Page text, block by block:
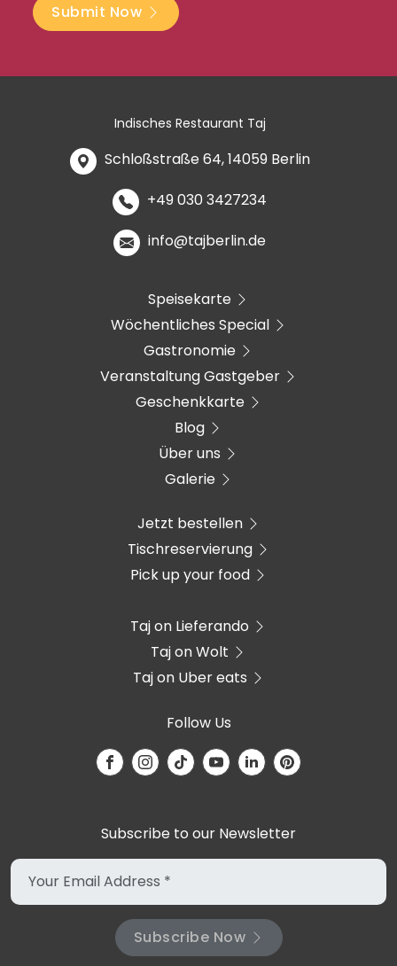
Submit Now
Indisches Restaurant Taj
Schloßstraße 64, 14059 Berlin
+49 030 3427234
info@tajberlin.de
Speisekarte
Wöchentliches Special
Gastronomie
Veranstaltung Gastgeber
Geschenkkarte
Blog
Über uns
Galerie
Jetzt bestellen
Tischreservierung
Pick up your food
Taj on Lieferando
Taj on Wolt
Taj on Uber eats
Follow Us
Subscribe to our Newsletter
Subscribe Now